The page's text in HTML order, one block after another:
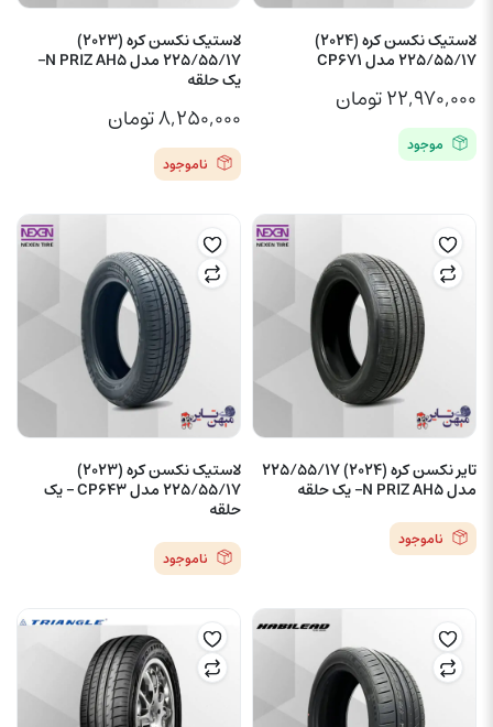
لاستیک نکسن کره (2024)
225/55/17 مدل CP671
۲۲,۹۷۰,۰۰۰تومان
موجود
لاستیک نکسن کره (2023)
225/55/17 مدل N PRIZ AH5–
یک حلقه
۸,۲۵۰,۰۰۰تومان
ناموجود
تایر نکسن کره (2024) 225/55/17
مدل N PRIZ AH5– یک حلقه
ناموجود
لاستیک نکسن کره (2023)
225/55/17 مدل CP643 – یک
حلقه
ناموجود